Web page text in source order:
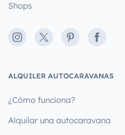
Shops
Instagram
X PinterestFacebook
ALQUILER AUTOCARAVANAS
¿Cómo funciona?
Alquilar una autocaravana